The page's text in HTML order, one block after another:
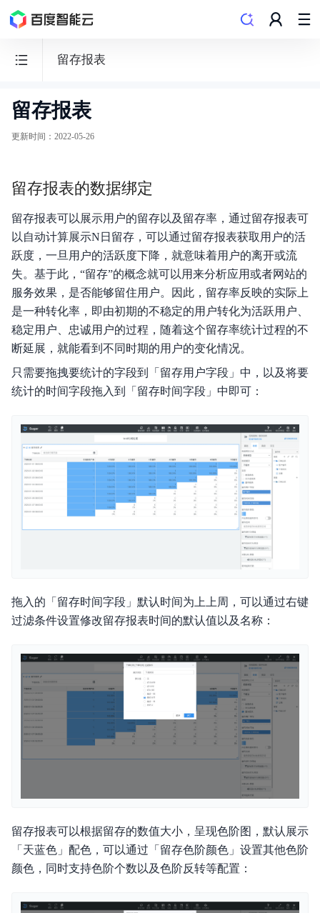
留存报表
百
度
可
化
Sugar
BI
更新日志
产品介绍
快速入门
操作指南
典型实践
常见问题
留存报表
更新时间 ： 2022-05-26
留存报表的数据绑定
留存报表可以展示用户的留存以及留存率，通过留存报表可
以自动计算展示N日留存，可以通过留存报表获取用户的活
跃度，一旦用户的活跃度下降，就意味着用户的离开或流
失。基于此，“留存”的概念就可以用来分析应用或者网站的
服务效果，是否能够留住用户。因此，留存率反映的实际上
是一种转化率，即由初期的不稳定的用户转化为活跃用户、
稳定用户、忠诚用户的过程，随着这个留存率统计过程的不
断延展，就能看到不同时期的用户的变化情况。
只需要拖拽要统计的字段到「留存用户字段」中，以及将要
统计的时间字段拖入到「留存时间字段」中即可：
拖入的「留存时间字段」默认时间为上上周，可以通过右键
过滤条件设置修改留存报表时间的默认值以及名称：
留存报表可以根据留存的数值大小，呈现色阶图，默认展示
「天蓝色」配色，可以通过「留存色阶颜色」设置其他色阶
颜色，同时支持色阶个数以及色阶反转等配置：